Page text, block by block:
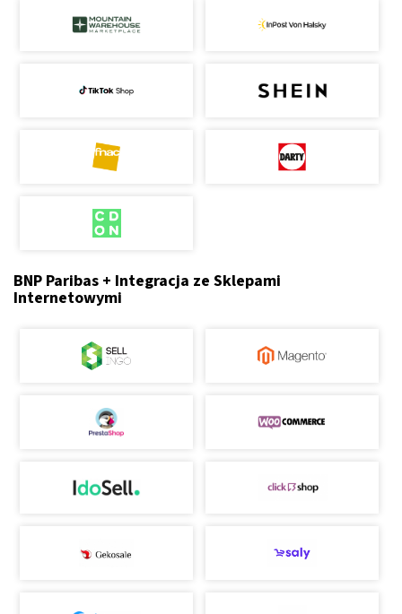
BNP Paribas + Integracja ze Sklepami
Internetowymi